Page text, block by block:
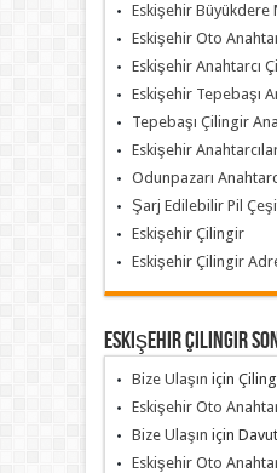
Eskişehir Büyükdere
Eskişehir Oto
Eskişehir Anahtarcı
Eskişehir Tepebaşı
Tepebaşı Çilingir
Eskişehir
Odunpazarı
Şarj Edilebilir Pil
Eskişehir Çilingir
Eskişehir Çilingir
Eskişehir Çilingir
Bize Ulaşın için
Eskişehir Oto
Bize Ulaşın için Davut
Eskişehir Oto